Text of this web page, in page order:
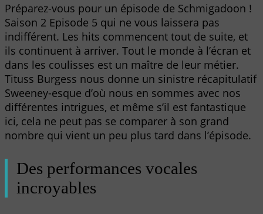
Préparez-vous pour un épisode de Schmigadoon !
Saison 2 Episode 5 qui ne vous laissera pas
indifférent. Les hits commencent tout de suite, et
ils continuent à arriver. Tout le monde à l’écran et
dans les coulisses est un maître de leur métier.
Tituss Burgess nous donne un sinistre récapitulatif
Sweeney-esque d’où nous en sommes avec nos
différentes intrigues, et même s’il est fantastique
ici, cela ne peut pas se comparer à son grand
nombre qui vient un peu plus tard dans l’épisode.
Des performances vocales
incroyables